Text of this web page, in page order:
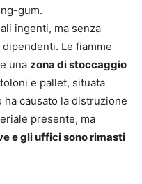
gum.
ingenti, ma senza
Le fiamme
una zona di stoccaggio
e pallet, situata
causato la distruzione
presente, ma
e gli uffici sono rimasti